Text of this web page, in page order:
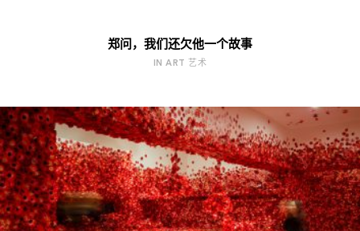
郑问，我们还欠他一个故事
IN ART 艺术